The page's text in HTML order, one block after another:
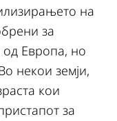
на
за
од Европа, но
некои земји,
кои
за